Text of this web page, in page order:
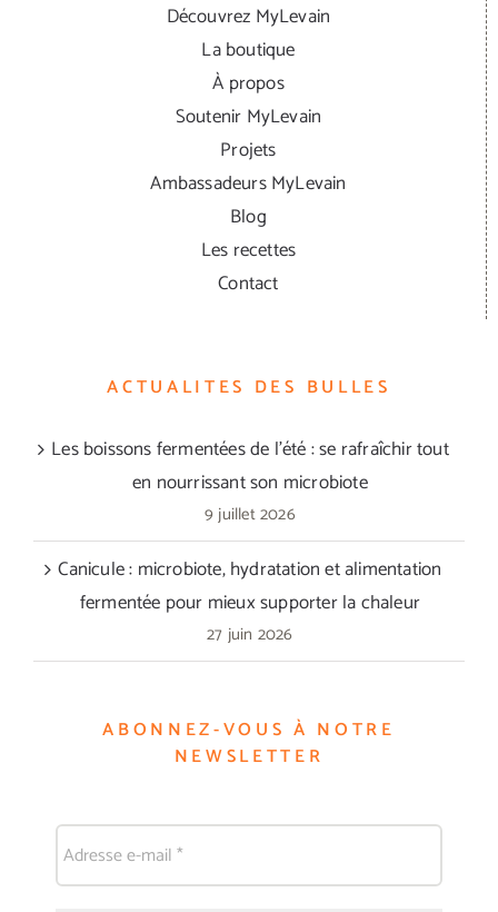
Découvrez MyLevain
La boutique
À propos
Soutenir MyLevain
Projets
Ambassadeurs MyLevain
Blog
Les recettes
Contact
ACTUALITES DES BULLES
Les boissons fermentées de l’été : se rafraîchir tout
en nourrissant son microbiote
9 juillet 2026
Canicule : microbiote, hydratation et alimentation
fermentée pour mieux supporter la chaleur
27 juin 2026
ABONNEZ-VOUS À NOTRE
NEWSLETTER